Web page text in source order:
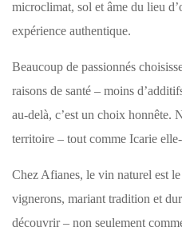
microclimat, sol et âme du lieu
expérience authentique.
Beaucoup de passionnés
raisons de santé – moins
au-delà, c’est un choix honnête.
territoire – tout comme Icarie
Chez Afianes, le vin naturel est
vignerons, mariant tradition et
découvrir – non seulement